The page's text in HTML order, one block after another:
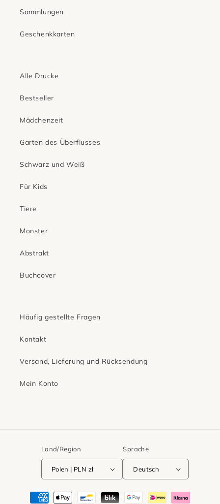
Sammlungen
Geschenkkarten
Alle Drucke
Bestseller
Mädchenzeit
Garten des Überflusses
Schwarz und Weiß
Für Kids
Tiere
Monster
Abstrakt
Buchcover
Häufig gestellte Fragen
Kontakt
Versand, Lieferung und Rücksendung
Mein Konto
Land/Region
Polen | PLN zł
Sprache
Deutsch
Zahlungsmethoden